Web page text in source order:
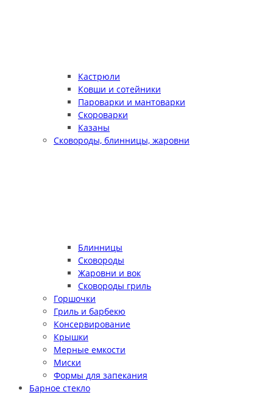
Кастрюли
Ковши и сотейники
Пароварки и мантоварки
Скороварки
Казаны
Сковороды, блинницы, жаровни
Блинницы
Сковороды
Жаровни и вок
Сковороды гриль
Горшочки
Гриль и барбекю
Консервирование
Крышки
Мерные емкости
Миски
Формы для запекания
Барное стекло